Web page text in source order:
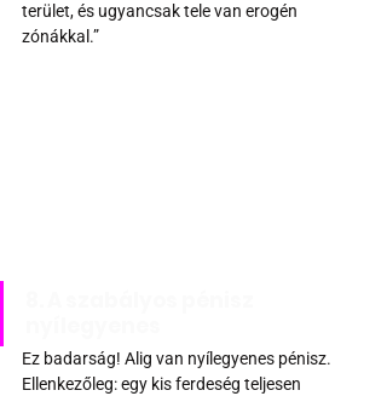
terület, és ugyancsak tele van erogén
zónákkal.”
Ez badarság! Alig van nyílegyenes pénisz.
Ellenkezőleg: egy kis ferdeség teljesen